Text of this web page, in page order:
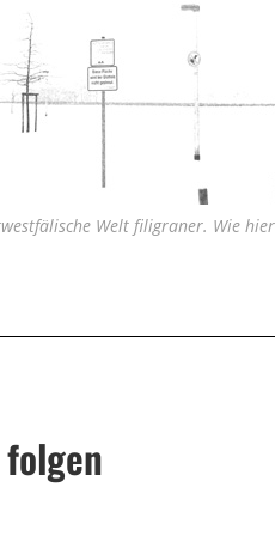
Welt filigraner. Wie